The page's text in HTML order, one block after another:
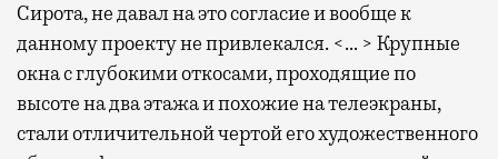
Сирота, не давал на это согласие и вообще к
данному проекту не привлекался. <… > Крупные
окна с глубокими откосами, проходящие по
высоте на два этажа и похожие на телеэкраны,
стали отличительной чертой его художественного